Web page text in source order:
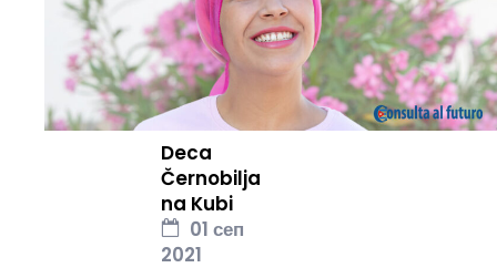
Deca
Černobilja
na Kubi
01 сеп
2021